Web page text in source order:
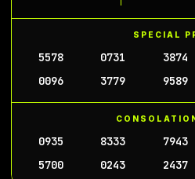
SPECIAL
5578 0731 3874
0096
3779 9589
0935 8333 7943
5700
0243 2437